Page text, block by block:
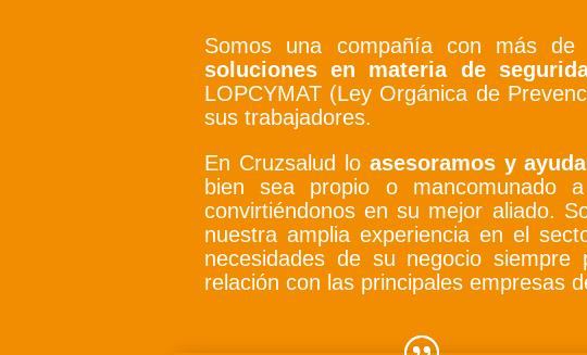
Somos una compañía con más
soluciones en materia de
LOPCYMAT (Ley Orgánica de
sus trabajadores.
En Cruzsalud lo asesoramos y
bien sea propio o mancomunado
convirtiéndonos en su mejor aliado.
nuestra amplia experiencia en el
necesidades de su negocio
relación con las principales empresas